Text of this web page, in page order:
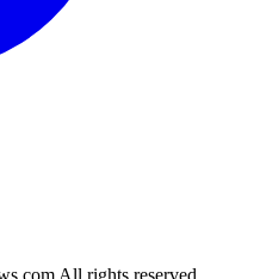
All rights reserved